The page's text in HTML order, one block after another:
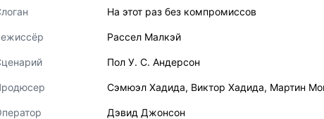
На этот раз без компромиссов
Рассел Малкэй
Пол У. С. Андерсон
Сэмюэл Хадида, Виктор Хадида, Мартин
Дэвид Джонсон